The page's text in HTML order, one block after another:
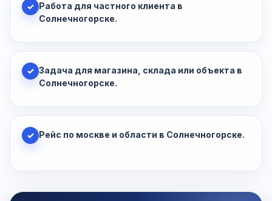
✓ Работа для частного клиента в
Солнечногорске.
✓ Задача для магазина, склада или объекта в
Солнечногорске.
✓ Рейс по москве и области в Солнечногорске.